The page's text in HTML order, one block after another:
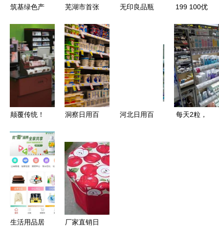
筑基绿色产
农工商多元
发展——略
论综合农业
企业的经营
全景与实践
路径
芜湖市首张
体工商户营
业执照颁发
日用百货销
售进入数字
化新时代
无印良品瓶
199 100优
的日用品
颠覆传统！
+社交场景
模式，年销
大秘诀
洞察日用百
现状与未来
趋势
河北日用百
每天2粒，
生活用品居
厂家直销日